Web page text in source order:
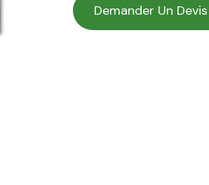
Demander Un Devis